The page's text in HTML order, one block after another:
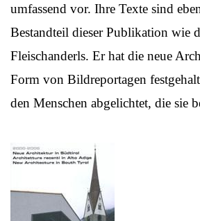
umfassend vor. Ihre Texte sind
Bestandteil dieser Publikation wie
Fleischanderls. Er hat die neue
Form von Bildreportagen
den Menschen abgelichtet, die sie